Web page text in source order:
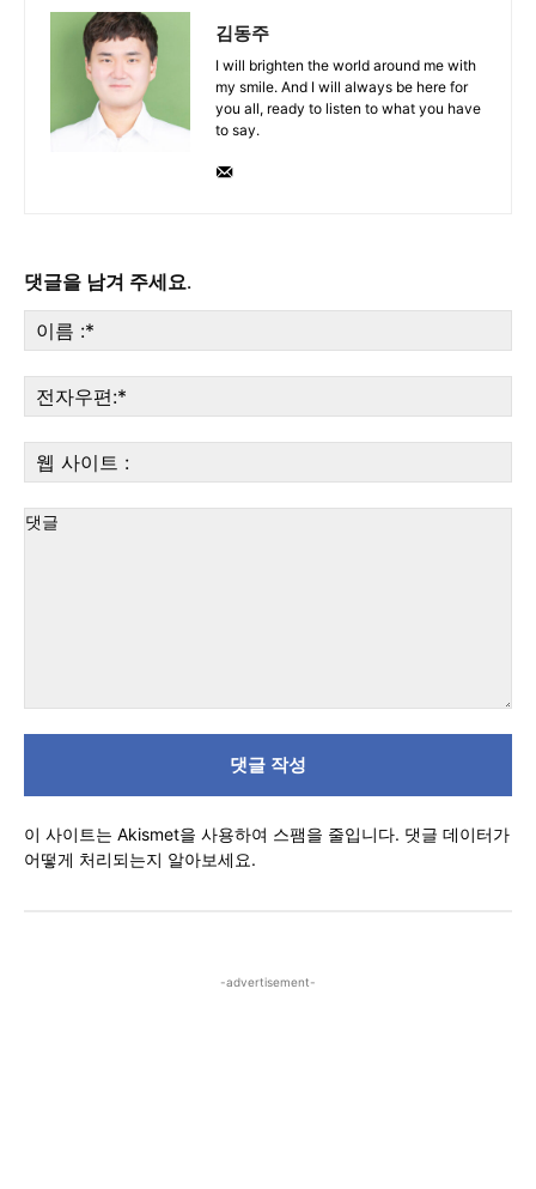
김동주
I will brighten the world around me with
my smile. And I will always be here for
you all, ready to listen to what you have
to say.
댓글을 남겨 주세요.
름
:*
자
우
사
이
이 사이트는 Akismet을 사용하여 스팸을 줄입니다. 댓글 데이터가
어떻게 처리되는지 알아보세요.
-advertisement-